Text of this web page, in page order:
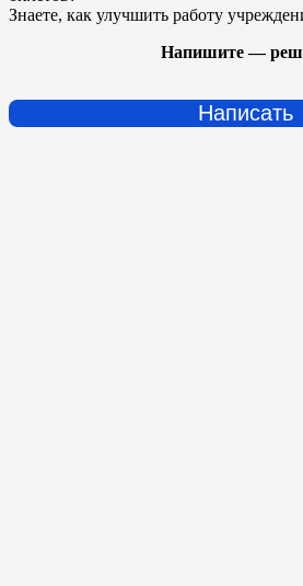
Знаете, как улучшить работу
Напишите —
Написать